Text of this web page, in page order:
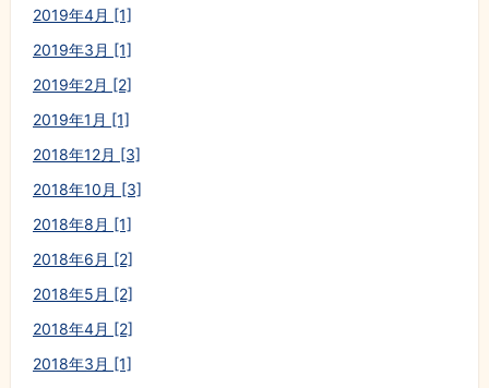
2019年4月 [1]
2019年3月 [1]
2019年2月 [2]
2019年1月 [1]
2018年12月 [3]
2018年10月 [3]
2018年8月 [1]
2018年6月 [2]
2018年5月 [2]
2018年4月 [2]
2018年3月 [1]